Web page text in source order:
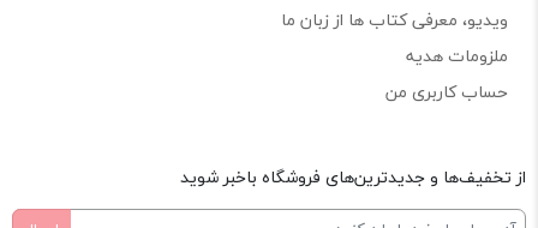
ویدیو، معرفی کتاب ها از زبان ما
ملزومات هدیه
حساب کاربری من
از تخفیف‌ها و جدیدترین‌های فروشگاه باخبر شوید